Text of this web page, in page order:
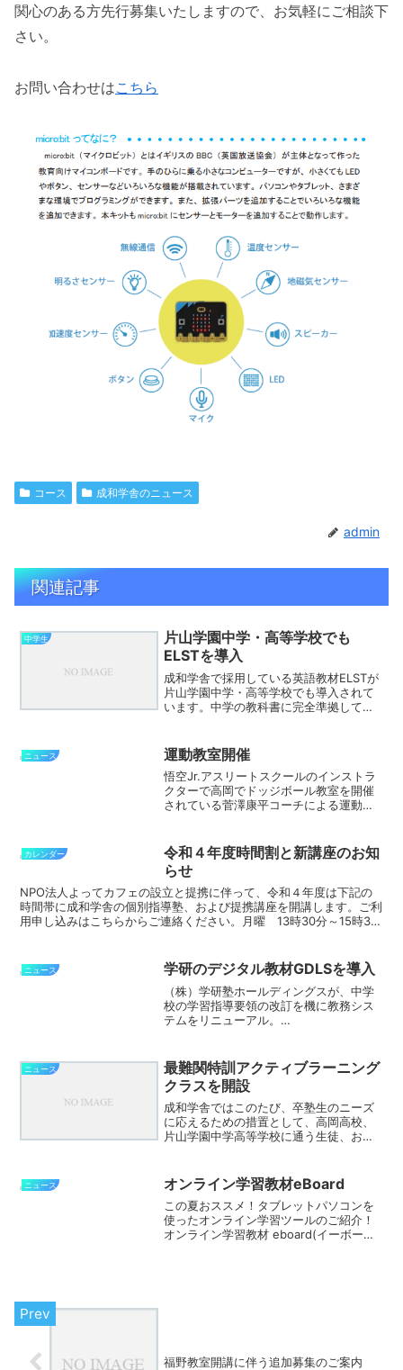
関心のある方先行募集いたしますので、お気軽にご相談下
さい。
お問い合わせはこちら
コース 成和学舎のニュース
admin
関連記事
中学生
片山学園中学・高等学校でも
ELSTを導入
成和学舎で採用している英語教材ELSTが
片山学園中学・高等学校でも導入されて
います。中学の教科書に完全準拠してい
なくスピーキングをAI判定してもらえる
のが何よりの長所で...
ニュース 運動教室開催
悟空Jr.アスリートスクールのインストラ
クターで高岡でドッジボール教室を開催
されている菅澤康平コーチによる運動教
カレンダー
令和４年度時間割と新講座のお知
らせ
NPO法人よってカフェの設立と提携に伴って、令和４年度は下記の
時間帯に成和学舎の個別指導塾、および提携講座を開講します。ご利
用申し込みはこちらからご連絡ください。月曜 13時30分～15時30
ニュース 学研のデジタル教材GDLSを導入
（株）学研塾ホールディングスが、中学
校の学習指導要領の改訂を機に教務シス
テムをリニューアル。
の流れは、確認テストや理解度確認問
題、演習問題がP...
ニュース
最難関特訓アクティブラーニング
クラスを開設
成和学舎ではこのたび、卒塾生のニーズ
に応えるための措置として、高岡高校、
片山学園中学高等学校に通う生徒、およ
開設致します。勉強法の共有や課題の相
互解決、最難関レベルの応...
ニュース オンライン学習教材eBoard
この夏おススメ！タブレットパソコンを
使ったオンライン学習ツールのご紹介！
オンライン学習教材 eboard(イーボード)
福野教室開講に伴う追加募集のご案内